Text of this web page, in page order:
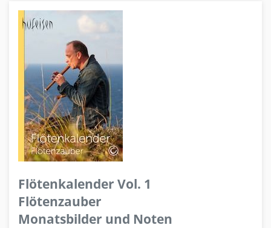
Flötenkalender Vol. 1
Flötenzauber
Monatsbilder und Noten